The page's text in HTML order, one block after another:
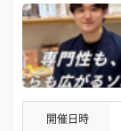
開催日時